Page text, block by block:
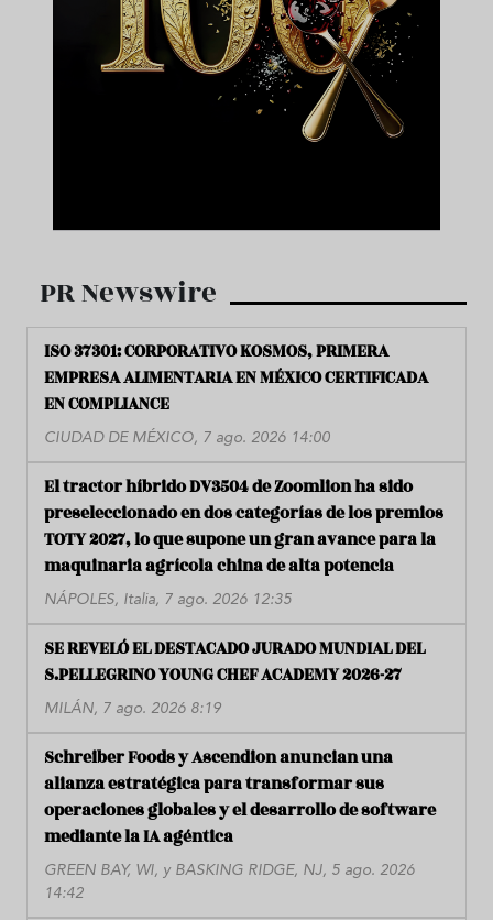
PR Newswire
ISO 37301: CORPORATIVO KOSMOS, PRIMERA
EMPRESA ALIMENTARIA EN MÉXICO CERTIFICADA
EN COMPLIANCE
CIUDAD DE MÉXICO, 7 ago. 2026 14:00
El tractor híbrido DV3504 de Zoomlion ha sido
preseleccionado en dos categorías de los premios
TOTY 2027, lo que supone un gran avance para la
maquinaria agrícola china de alta potencia
NÁPOLES, Italia, 7 ago. 2026 12:35
SE REVELÓ EL DESTACADO JURADO MUNDIAL DEL
S.PELLEGRINO YOUNG CHEF ACADEMY 2026-27
MILÁN, 7 ago. 2026 8:19
Schreiber Foods y Ascendion anuncian una
alianza estratégica para transformar sus
operaciones globales y el desarrollo de software
mediante la IA agéntica
GREEN BAY, WI, y BASKING RIDGE, NJ, 5 ago. 2026
14:42